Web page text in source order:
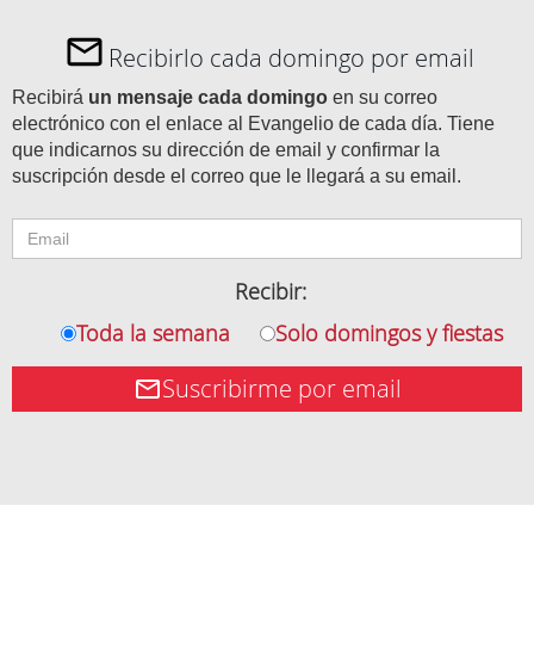
Recibirlo cada domingo por email
Recibirá un mensaje cada domingo en su correo
electrónico con el enlace al Evangelio de cada día. Tiene
que indicarnos su dirección de email y confirmar la
suscripción desde el correo que le llegará a su email.
Recibir:
Toda la semana
Solo domingos y fiestas
Suscribirme por email